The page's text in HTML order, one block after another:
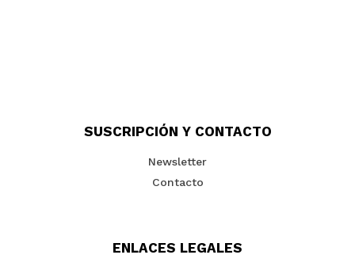
SUSCRIPCIÓN Y CONTACTO
Newsletter
Contacto
ENLACES LEGALES